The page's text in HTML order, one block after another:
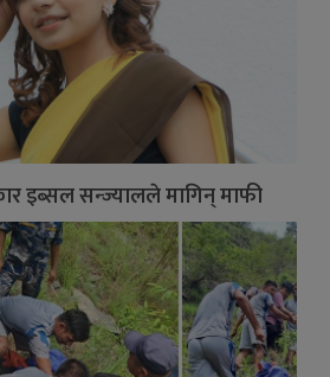
इब्सल सन्ज्यालले मागिन् माफी